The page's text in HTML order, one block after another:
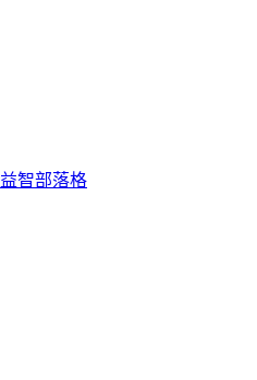
益智部落格